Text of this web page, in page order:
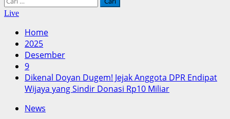
untuk:
Live
Home
2025
Desember
9
Dikenal Doyan Dugem! Jejak Anggota DPR Endipat
Wijaya yang Sindir Donasi Rp10 Miliar
News